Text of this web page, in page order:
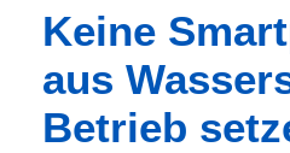
Keine
aus
Betrieb